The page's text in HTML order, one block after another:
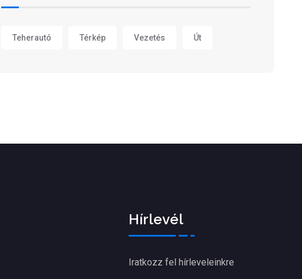
Teherautó Térkép Vezetés Út
Hírlevél
Iratkozz fel hírleveleinkre